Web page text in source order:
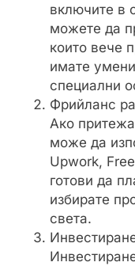
включите в
можете да
които вече
имате
специални
Фрийланс
Ако
може да
Upwork,
готови да
избирате
света.